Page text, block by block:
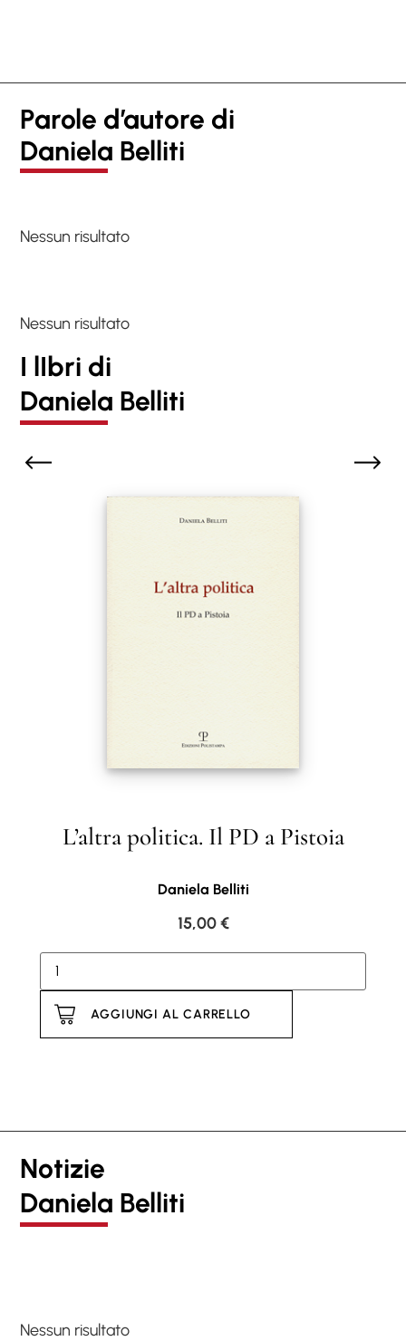
Parole d’autore di
Daniela Belliti
Nessun risultato
Nessun risultato
I lIbri di
Daniela Belliti
L’altra politica. Il PD a Pistoia
Daniela Belliti
15,00€
AGGIUNGI AL CARRELLO
Notizie
Daniela Belliti
Nessun risultato